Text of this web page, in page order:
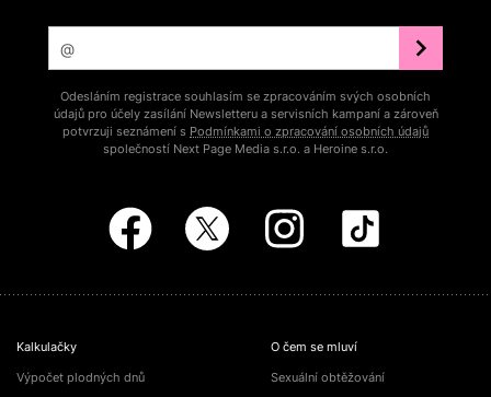
Odesláním registrace souhlasím se zpracováním svých osobních
údajů pro účely zasílání Newsletteru a servisních kampaní a zároveň
potvrzuji seznámení s Podmínkami o zpracování osobních údajů
společností Next Page Media s.r.o. a Heroine s.r.o.
Kalkulačky
Výpočet plodných dnů
O čem se mluví
Sexuální obtěžování